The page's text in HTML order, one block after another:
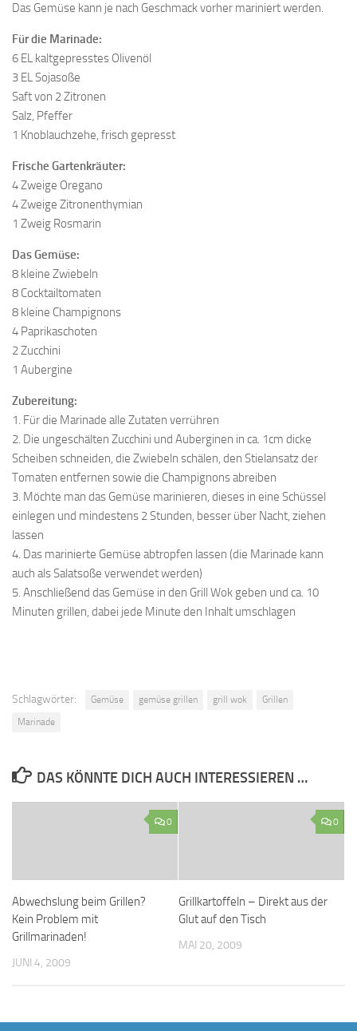
Das Gemüse kann je nach Geschmack vorher mariniert werden.
Für die Marinade:
6 EL kaltgepresstes Olivenöl
3 EL Sojasoße
Saft von 2 Zitronen
Salz, Pfeffer
1 Knoblauchzehe, frisch gepresst
Frische Gartenkräuter:
4 Zweige Oregano
4 Zweige Zitronenthymian
1 Zweig Rosmarin
Das Gemüse:
8 kleine Zwiebeln
8 Cocktailtomaten
8 kleine Champignons
4 Paprikaschoten
2 Zucchini
1 Aubergine
Zubereitung:
1. Für die Marinade alle Zutaten verrühren
2. Die ungeschälten Zucchini und Auberginen in ca. 1cm dicke
Scheiben schneiden, die Zwiebeln schälen, den Stielansatz der
Tomaten entfernen sowie die Champignons abreiben
3. Möchte man das Gemüse marinieren, dieses in eine Schüssel
einlegen und mindestens 2 Stunden, besser über Nacht, ziehen
lassen
4. Das marinierte Gemüse abtropfen lassen (die Marinade kann
auch als Salatsoße verwendet werden)
5. Anschließend das Gemüse in den Grill Wok geben und ca. 10
Minuten grillen, dabei jede Minute den Inhalt umschlagen
Schlagwörter: Gemüse gemüse grillen grill wok
Grillen
Marinade
DAS KÖNNTE DICH AUCH INTERESSIEREN …
0
Abwechslung beim Grillen?
Kein Problem mit
Grillmarinaden!
JUNI 4, 2009
0
Grillkartoffeln – Direkt aus der
Glut auf den Tisch
MAI 20, 2009